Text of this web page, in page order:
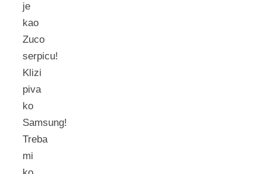
je
kao
Zuco
serpicu!
Klizi
piva
ko
Samsung!
Treba
mi